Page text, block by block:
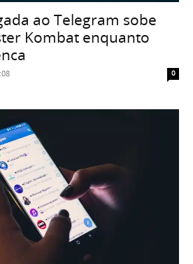
ao Telegram sobe
Kombat enquanto
0